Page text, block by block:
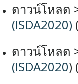
ดาวน์โหลด
(ISDA2020)
ดาวน์โหลด
(ISDA2020)